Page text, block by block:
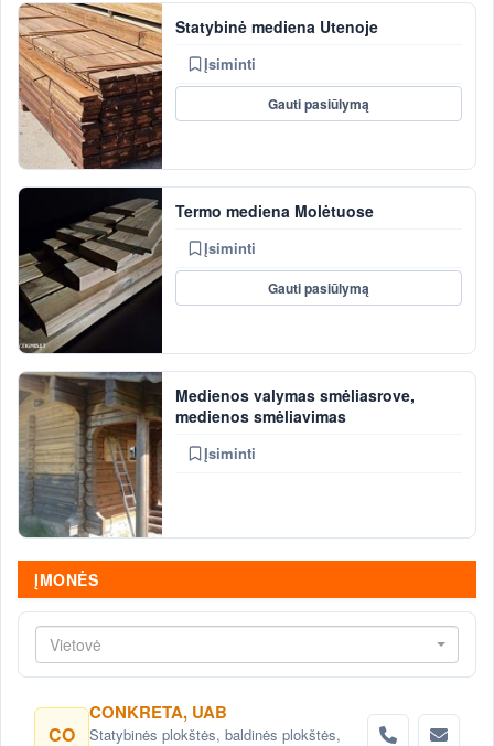
Statybinė mediena Utenoje
Įsiminti
Gauti pasiūlymą
Termo mediena Molėtuose
Įsiminti
Gauti pasiūlymą
Medienos valymas smėliasrove,
medienos smėliavimas
Įsiminti
ĮMONĖS
Vietovė
CO
CONKRETA, UAB
Statybinės plokštės, baldinės plokštės,